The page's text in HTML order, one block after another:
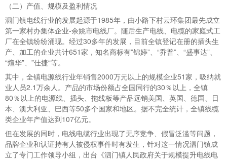
（二）产值、规模及盈利情况
泗门镇电线行业的发展起源于1985年，由小路下村云环集团最先成立
第一家村办集体企业-余姚市电线厂。随后生产电线、电缆的家庭式工
厂在全镇纷纷涌现。经过30多年的发展，目前全镇登记在册的插头生
产、加工的企业共计651家，知名商标有”锦婷”、“乔普”、“盛事达”、
“煊华”、”佳捷“等。
其中，全镇电源线行业年销售2000万元以上的规模企业51家，吸纳就
业人员2.1万余人。产品的市场份额占全国同行的30％以上，全镇
80％以上的电源线、插头、拖线板等产品远销美国、英国、德国、日
本、澳大利亚、巴西等50多个国家和地区。据不完全统计，全镇线缆
类企业年产值达到107亿元。
但在发展的同时，电线电缆行业出现了无序竞争、假冒泛滥等问题，
品牌企业和认证持有人被侵权事件时有发生，针对这一情况泗门镇成
立了专门工作领导小组，出台《泗门镇人民政府关于规模提升电线电